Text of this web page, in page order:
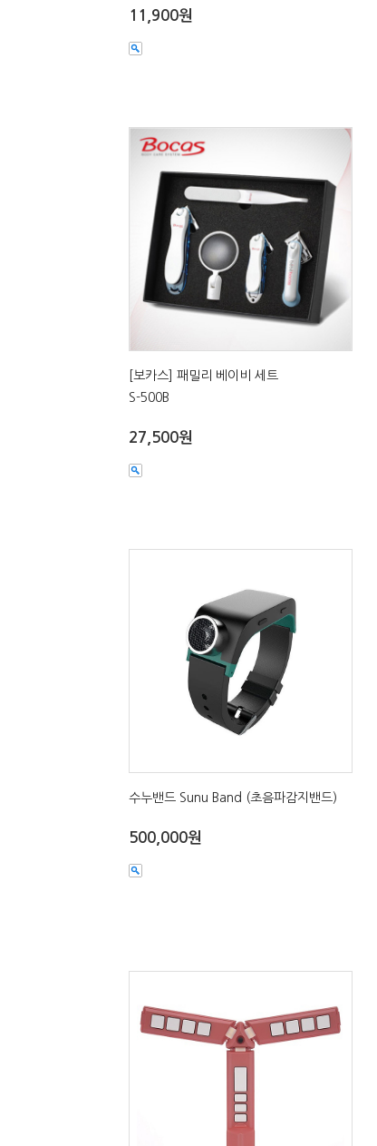
11,900원
[보카스] 패밀리 베이비 세트
S-500B
27,500원
수누밴드 Sunu Band (초음파감지밴드)
500,000원